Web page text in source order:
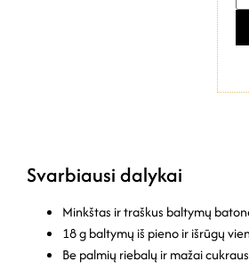
Svarbiausi dalykai
Minkštas ir traškus baltymų
18 g baltymų iš pieno ir išrūgų
Be palmių riebalų ir mažai cukraus